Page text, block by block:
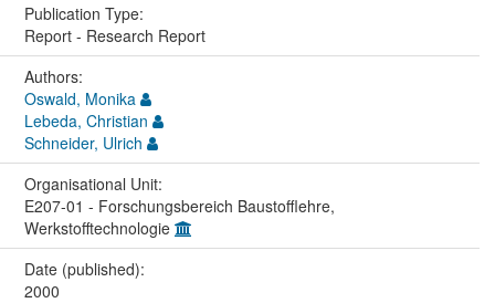
Publication Type:
Report - Research Report
Authors:
Oswald, Monika
Lebeda, Christian
Schneider, Ulrich
Organisational Unit:
E207-01 - Forschungsbereich Baustofflehre,
Werkstofftechnologie
Date (published):
2000